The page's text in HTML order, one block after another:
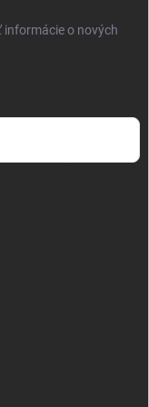
informácie o nových